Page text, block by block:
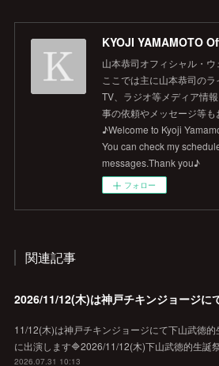
KYOJI YAMAMOTO
山本恭司オフィシャル・ウ
ここでは主に山本恭司のラ
TV、ラジオ等メディア情
事の依頼やメッセージ等
♪Welcome to Kyoji
You can check my
messages.Thank you♪
フォロー
関連記事
11/12(木)は神戸チキンジョージにて下山武徳的
に出演します🔷2026/11/12(木)下山武徳的生誕
2026.07.31 10:13